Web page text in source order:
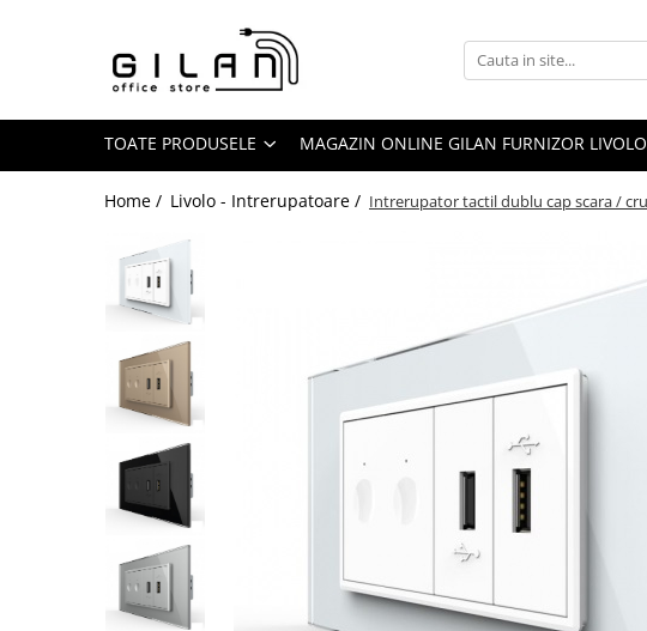
Toate Produsele
Generatia Noua
Standard Italian/ Modular
Intrerupatoare Mecanice
Livolo - Accesorii
Navigatii Multimedia Auto
Navigatii DEDICATE
Navigatii UNIVERSALE
TOATE PRODUSELE MAGAZIN ONLINE GILAN FURNIZOR
Home / Livolo - Intrerupatoare / Intrerupator tactil dublu cap scara /